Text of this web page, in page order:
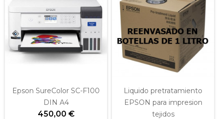
Epson SureColor SC-F100
DIN A4
450,00 €
Liquido pretratamiento
EPSON para impresion
tejidos